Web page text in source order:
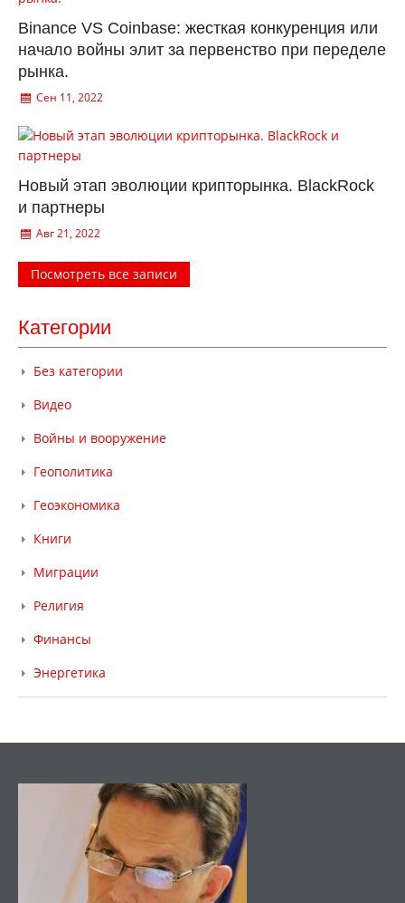
Binance VS Coinbase: жесткая конкуренция или
начало войны элит за первенство при переделе
рынка.
Сен 11, 2022
Новый этап эволюции крипторынка. BlackRock
и партнеры
Авг 21, 2022
Посмотреть все записи
Категории
Без категории
Видео
Войны и вооружение
Геополитика
Геоэкономика
Книги
Миграции
Религия
Финансы
Энергетика